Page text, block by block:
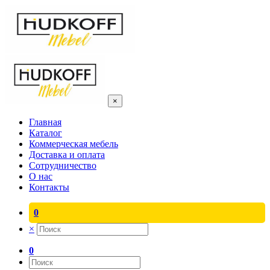
×
Главная
Каталог
Коммерческая мебель
Доставка и оплата
Сотрудничество
О нас
Контакты
0
×
0